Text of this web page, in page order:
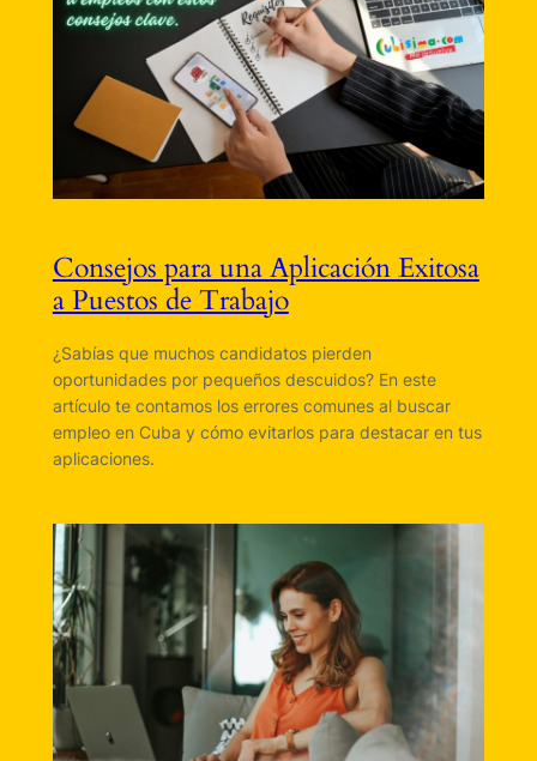
Consejos para una Aplicación Exitosa
a Puestos de Trabajo
¿Sabías que muchos candidatos pierden
oportunidades por pequeños descuidos? En este
artículo te contamos los errores comunes al buscar
empleo en Cuba y cómo evitarlos para destacar en tus
aplicaciones.